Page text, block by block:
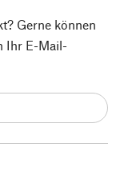
Gerne können
Ihr E-Mail-